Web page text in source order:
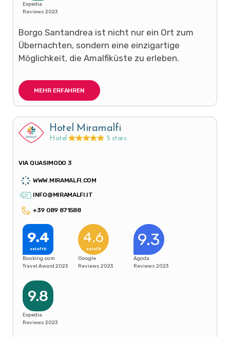
Expedia
Reviews 2023
Borgo Santandrea ist nicht nur ein Ort zum
Übernachten, sondern eine einzigartige
Möglichkeit, die Amalfiküste zu erleben.
MEHR ERFAHREN
Hotel Miramalfi
Hotel 5 stars
VIA QUASIMODO 3
WWW.MIRAMALFI.COM
INFO@MIRAMALFI.IT
+39 089 871588
9.4
out of 10
Booking.com
Travel Award 2023
4.6
out of 5
Google
Reviews 2023
9.3
Agoda
Reviews 2023
9.8
Expedia
Reviews 2023